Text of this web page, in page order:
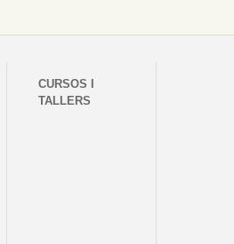
CURSOS I
TALLERS